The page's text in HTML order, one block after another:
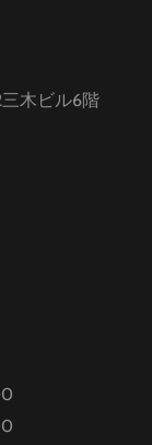
木ビル6階